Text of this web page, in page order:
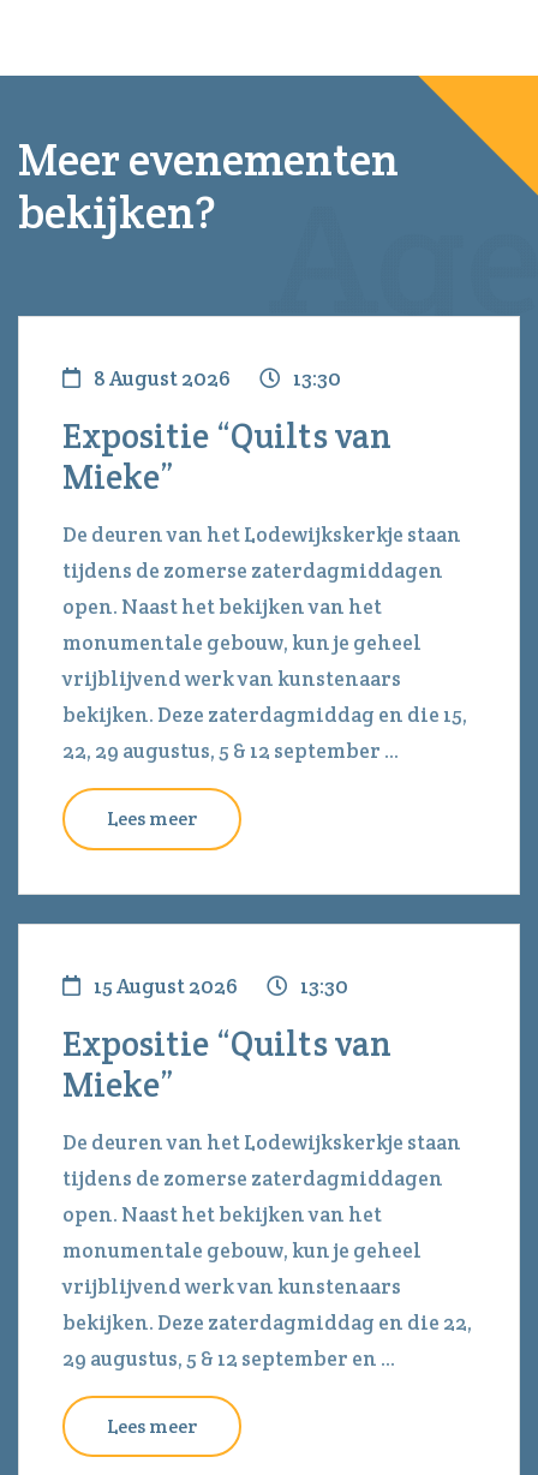
Meer evenementen
bekijken?
8 August 2026 13:30
Expositie “Quilts van
Mieke”
De deuren van het Lodewijkskerkje staan
tijdens de zomerse zaterdagmiddagen
open. Naast het bekijken van het
monumentale gebouw, kun je geheel
vrijblijvend werk van kunstenaars
bekijken. Deze zaterdagmiddag en die 15,
22, 29 augustus, 5 & 12 september ...
Lees meer
15 August 2026 13:30
Expositie “Quilts van
Mieke”
De deuren van het Lodewijkskerkje staan
tijdens de zomerse zaterdagmiddagen
open. Naast het bekijken van het
monumentale gebouw, kun je geheel
vrijblijvend werk van kunstenaars
bekijken. Deze zaterdagmiddag en die 22,
29 augustus, 5 & 12 september en ...
Lees meer